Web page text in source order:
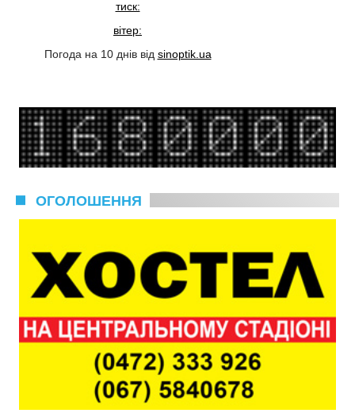
тиск:
вітер:
Погода на 10 днів від sinoptik.ua
ОГОЛОШЕННЯ